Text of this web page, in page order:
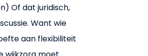
Of dat juridisch,
Want wie
aan flexibiliteit